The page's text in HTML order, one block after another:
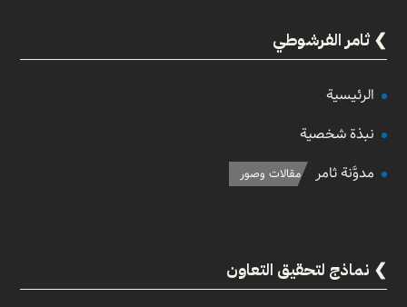
ثامر الفرشوطي
الرئيسية
نبذة شخصية
مدوَّنة ثامر
مقالات وصور
نماذج لتحقيق التعاون